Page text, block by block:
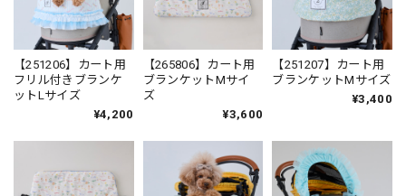
【251206】カート用
フリル付きブランケ
ットLサイズ
¥4,200
【265806】カート用
ブランケットMサイ
ズ
¥3,600
【251207】カート用
ブランケットMサイズ
¥3,400